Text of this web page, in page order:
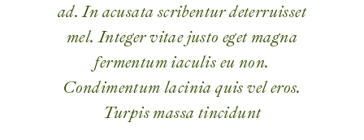
ad. In acusata scribentur deterruisset
mel. Integer vitae justo eget magna
fermentum iaculis eu non.
Condimentum lacinia quis vel eros.
Turpis massa tincidunt